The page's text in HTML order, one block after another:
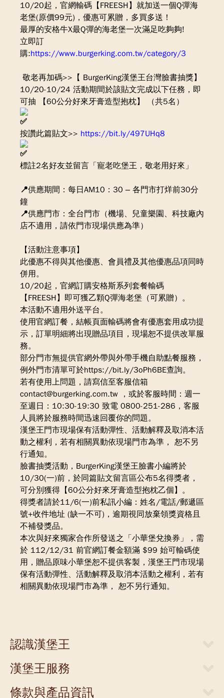
10/20起，官網輸碼【FREESH】就加送一個Q彈海
老堡(原價99元)，優惠可累贈，多買多送！
最厚的安格牛X最Q彈的海老堡一次滿足吃夠夠!
立即訂
購:https://www.burgerking.com.tw/category/3
敬老再加碼>>【 BurgerKing漢堡王台灣臉書抽獎】
10/20-10/24 活動期間於該貼文完成以下任務，即
可抽 【60公分好來牙膏造型抱枕】 （共5名）
按讚此篇貼文>> https://bit.ly/497UHq8
標註2名好友並留言「寵老吃堡王，敬老用好來」
📍供應期間：每日AM10：30 – 各門市打烊前30分
鐘
📍供應門市：全台門市（機場、兒童樂園、科技廠內
店不適用，請依門市現場供應為準）
【活動注意事項】
此優惠不得與其他優惠、會員禮及其他優惠品項同時
併用。
10/20起，官網訂購安格斯系列套餐輸碼
【FREESH】即可獲乙顆Q彈海老堡（可累贈）。
本活動不適用外送平台。
使用官網訂餐，結帳頁面輸碼將會有優惠套用成功提
示，訂單明細將出現贈品項目，現場恕不提供改單服
務。
部分門市無提供官網外帶與外帶手機自助點餐服務，
例外門市清單可於https://bit.ly/3oPh6BE查詢。
若有使用上問題，請寫信至客服信箱
contact@burgerking.com.tw ，或於客服時間：週一
至週日：10:30-19:30 致電 0800-251-286，客服
人員將於服務時間迅速回覆你的問題。
漢堡王門市現場保有活動彈性、活動解釋及取消本活
動之權利，若有相關異動依現場門市為準， 恕不另
行通知。
臉書抽獎活動，BurgerKing漢堡王臉書小編將於
10/30(一)前，於同篇貼文留言區公布5名得獎者，
可分別獲得【60公分好來牙膏造型抱枕乙個】。
得獎者請於11/6(一)前私訊小編：姓名/電話/郵遞區
號+收件地址 (缺一不可)，逾期視同放棄領獎資格且
不補發獎品。
本次與好來獨家合作所發送之「小華堡兌換券」，需
於 112/12/31 前官網訂餐金額滿 $99 始可輸碼使
用，贈品原味小華堡恕不提供客製，漢堡王門市現場
保有活動彈性、活動解釋及取消本活動之權利，若有
相關異動依現場門市為準， 恕不另行通知。
認識漢堡王
關於漢堡王
新聞中心
人才招募
漢堡王服務
當期優惠券
條款與產品資訊